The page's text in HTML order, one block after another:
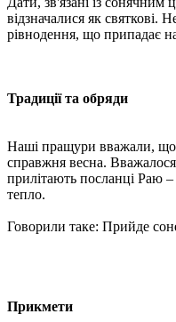
відзначалися як святкові.
рівнодення, що припадає
Традиції та обряди
Наші пращури вважали, що
справжня весна.
прилітають посланці Раю
тепло.
Говорили таке: Прийде
Прикмети